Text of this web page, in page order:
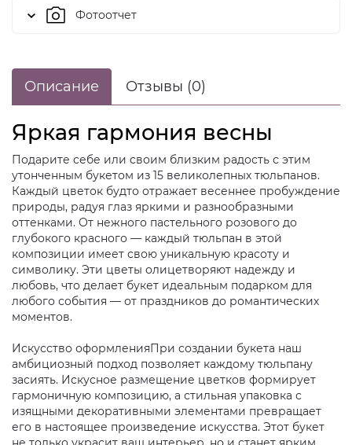
Фотоотчет
Описание Отзывы (0)
Яркая гармония весны
Подарите себе или своим близким радость с этим
утонченным букетом из 15 великолепных тюльпанов.
Каждый цветок будто отражает весеннее пробуждение
природы, радуя глаз яркими и разнообразными
оттенками. От нежного пастельного розового до
глубокого красного — каждый тюльпан в этой
композиции имеет свою уникальную красоту и
символику. Эти цветы олицетворяют надежду и
любовь, что делает букет идеальным подарком для
любого события — от праздников до романтических
моментов.
Искусство оформленияПри создании букета наш
амбициозный подход позволяет каждому тюльпану
засиять. Искусное размещение цветков формирует
гармоничную композицию, а стильная упаковка с
изящными декоративными элементами превращает
его в настоящее произведение искусства. Этот букет